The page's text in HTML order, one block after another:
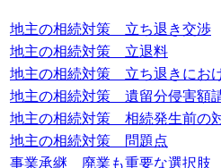
地主の相続対策 立ち退き交渉
地主の相続対策 立退料
地主の相続対策 立ち退きにお
地主の相続対策 遺留分侵害額
地主の相続対策 相続発生前の
地主の相続対策 問題点
事業承継 廃業も重要な選択肢